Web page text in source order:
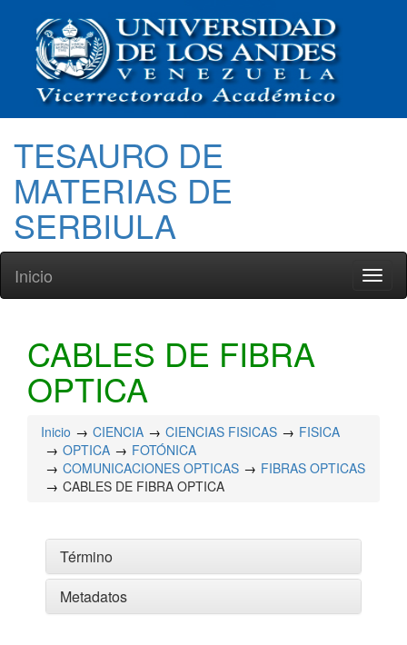
TESAURO DE
MATERIAS DE
SERBIULA
Inicio
CABLES DE FIBRA
OPTICA
Inicio CIENCIA CIENCIAS FISICAS
FISICA
OPTICA
FOTÓNICA
COMUNICACIONES OPTICAS
FIBRAS OPTICAS
CABLES DE FIBRA OPTICA
Término
Metadatos